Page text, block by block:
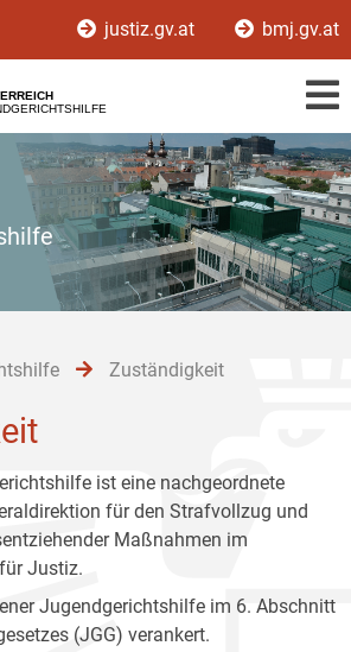
justiz.gv.at bmj.gv.at
Zuständigkeit
ist eine nachgeordnete
für den Strafvollzug und
Maßnahmen im
Justiz.
Jugendgerichtshilfe im 6. Abschnitt
(JGG) verankert.